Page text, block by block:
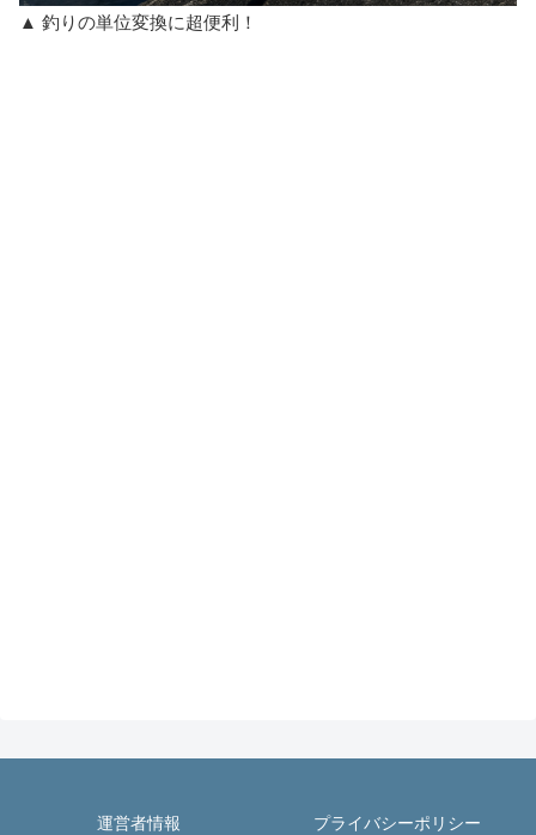
▲ 釣りの単位変換に超便利！
運営者情報 プライバシーポリシー